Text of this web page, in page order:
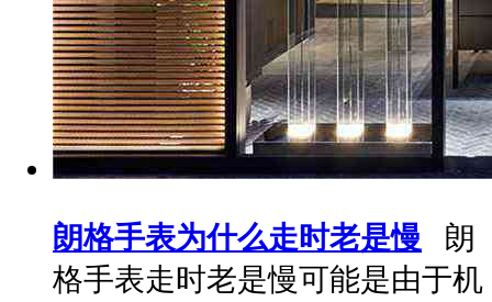
朗格手表为什么走时老是慢
朗
格手表走时老是慢可能是由于机